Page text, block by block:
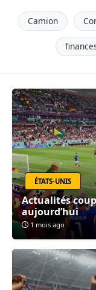
Camion
ÉTATS-UNIS
Actualités
aujourd’hui
1 mois ago